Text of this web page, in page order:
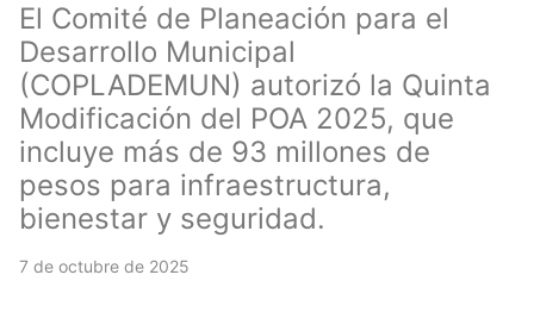
El Comité de Planeación para el
Desarrollo Municipal
(COPLADEMUN) autorizó la Quinta
Modificación del POA 2025, que
incluye más de 93 millones de
pesos para infraestructura,
bienestar y seguridad.
7 de octubre de 2025